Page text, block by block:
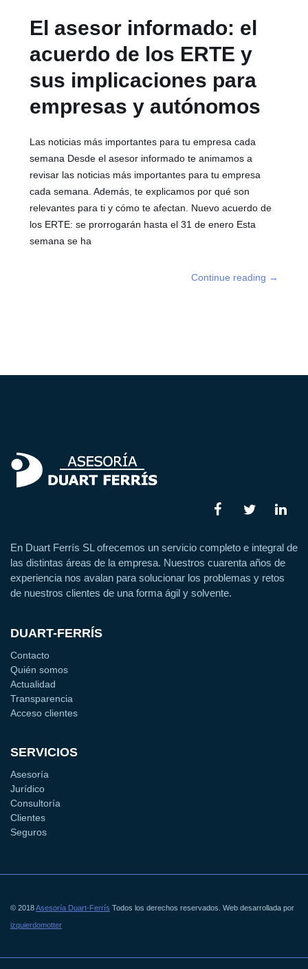
El asesor informado: el
acuerdo de los ERTE y
sus implicaciones para
empresas y autónomos
Las noticias más importantes para tu empresa cada
semana Desde el asesor informado te animamos a
revisar las noticias más importantes para tu empresa
cada semana. Además, te explicamos por qué son
relevantes para ti y cómo te afectan. Nuevo acuerdo de
los ERTE: se prorrogarán hasta el 31 de enero Esta
semana se ha
Continue reading →
En Duart Ferrís SL ofrecemos un servicio completo e integral de
las distintas áreas de la empresa. Nuestros cuarenta años de
experiencia nos avalan para solucionar los problemas y retos
de nuestros clientes de una forma ágil y solvente.
DUART-FERRÍS
Contacto
Quién somos
Actualidad
Transparencia
Acceso clientes
SERVICIOS
Asesoría
Jurídico
Consultoría
Clientes
Seguros
© 2018Asesoría Duart-Ferrís Todos los derechos reservados. Web desarrollada por
izquierdomotter